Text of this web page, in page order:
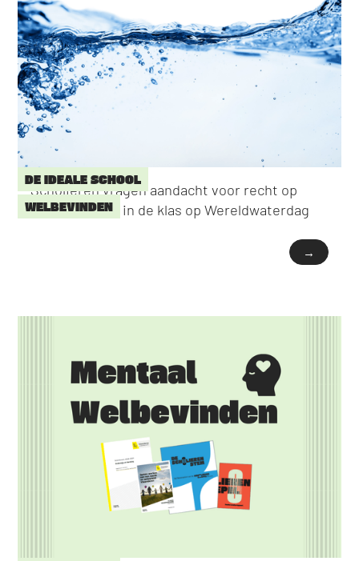
DE IDEALE SCHOOL
WELBEVINDEN
Scholieren vragen aandacht voor recht op
water drinken in de klas op Wereldwaterdag
→